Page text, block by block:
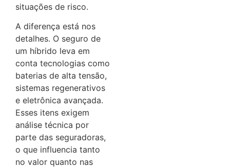
situações de risco.
A diferença está nos
detalhes. O seguro de
um híbrido leva em
conta tecnologias como
baterias de alta tensão,
sistemas regenerativos
e eletrônica avançada.
Esses itens exigem
análise técnica por
parte das seguradoras,
o que influencia tanto
no valor quanto nas